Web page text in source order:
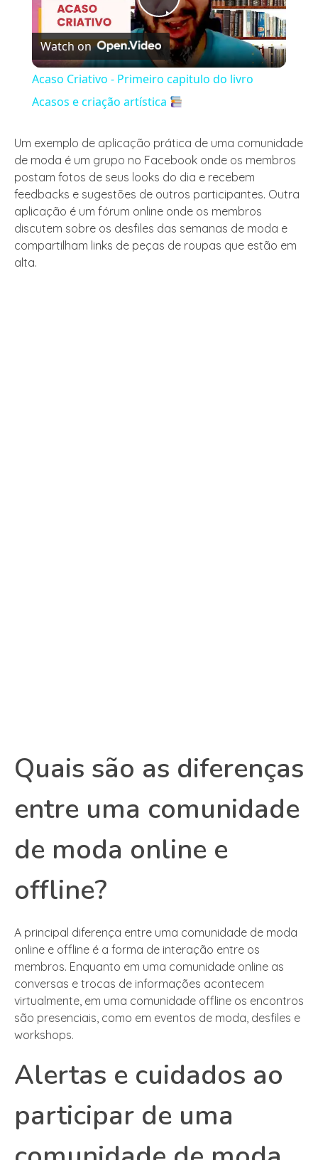
Play
Video
Watch on
Acaso Criativo - Primeiro capitulo do livro
Acasos e criação artística
Um exemplo de aplicação prática de uma comunidade
de moda é um grupo no Facebook onde os membros
postam fotos de seus looks do dia e recebem
feedbacks e sugestões de outros participantes. Outra
aplicação é um fórum online onde os membros
discutem sobre os desfiles das semanas de moda e
compartilham links de peças de roupas que estão em
alta.
Quais são as diferenças
entre uma comunidade
de moda online e
offline?
A principal diferença entre uma comunidade de moda
online e offline é a forma de interação entre os
membros. Enquanto em uma comunidade online as
conversas e trocas de informações acontecem
virtualmente, em uma comunidade offline os encontros
são presenciais, como em eventos de moda, desfiles e
workshops.
Alertas e cuidados ao
participar de uma